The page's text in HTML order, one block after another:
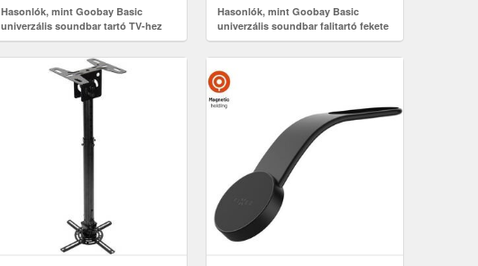
Hasonlók, mint Goobay Basic
univerzális soundbar tartó TV-hez
fekete
Hasonlók, mint Goobay Basic
univerzális soundbar falitartó fekete